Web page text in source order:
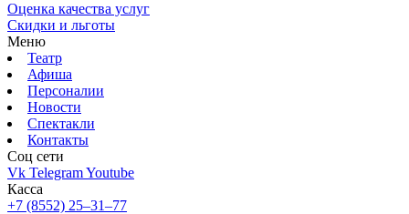
Оценка качества услуг
Скидки и льготы
Меню
Театр
Афиша
Персоналии
Новости
Спектакли
Контакты
Соц cети
Vk TelegramYoutube
Касса
+7 (8552) 25‒31‒77